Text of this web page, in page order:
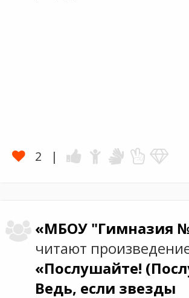
2
«МБОУ "Гимназия
читают
«Послушайте!
Ведь, если звезды